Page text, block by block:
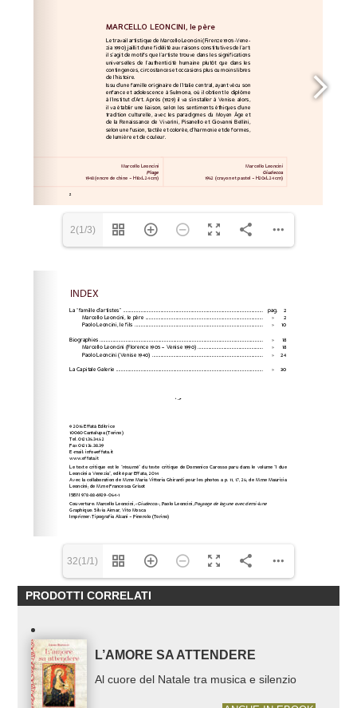
2(1/3)
32(1/1)
PRODOTTI CORRELATI
L’AMORE SA ATTENDERE
Al cuore del Natale tra musica e silenzio